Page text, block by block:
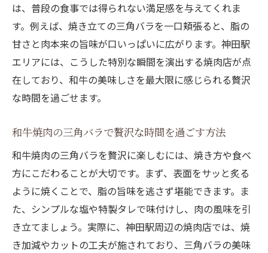
は、普段の食事では得られない満足感を与えてくれま
す。例えば、焼き立ての三角バラを一口頬張ると、脂の
甘さと肉本来の旨味が口いっぱいに広がります。神田駅
エリアには、こうした特別な瞬間を演出する焼肉店が点
在しており、和牛の美味しさを最大限に感じられる贅沢
な時間を過ごせます。
和牛焼肉の三角バラで贅沢な時間を過ごす方法
和牛焼肉の三角バラを贅沢に楽しむには、焼き方や食べ
方にこだわることが大切です。まず、表面をサッと炙る
ように焼くことで、脂の旨味を逃さず堪能できます。ま
た、シンプルな塩や特製タレで味付けし、肉の風味を引
き立てましょう。実際に、神田駅周辺の焼肉店では、焼
き加減やカットの工夫が施されており、三角バラの美味